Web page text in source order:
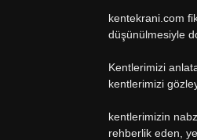
kentekrani.com
düşünülmesiyle
Kentlerimizi
kentlerimizi
kentlerimizin
rehberlik eden,